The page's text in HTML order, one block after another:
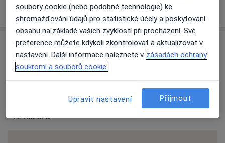
Víceo adrese
Názory
Přidejte svůj názor
10 názorů
soubory cookie (nebo podobné technologie) ke
shromažďování údajů pro statistické účely a poskytování
obsahu na základě vašich zvyklostí při procházení. Své
preference můžete kdykoli zkontrolovat a aktualizovat v
nastavení. Další informace naleznete v zásadách ochrany
soukromí a souborů cookie.
Upravit nastavení Přijmout